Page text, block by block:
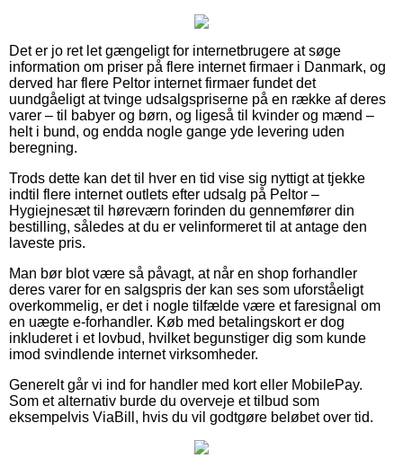
Det er jo ret let gængeligt for internetbrugere at søge
information om priser på flere internet firmaer i Danmark, og
derved har flere Peltor internet firmaer fundet det
uundgåeligt at tvinge udsalgspriserne på en række af deres
varer – til babyer og børn, og ligeså til kvinder og mænd –
helt i bund, og endda nogle gange yde levering uden
beregning.
Trods dette kan det til hver en tid vise sig nyttigt at tjekke
indtil flere internet outlets efter udsalg på Peltor –
Hygiejnesæt til høreværn forinden du gennemfører din
bestilling, således at du er velinformeret til at antage den
laveste pris.
Man bør blot være så påvagt, at når en shop forhandler
deres varer for en salgspris der kan ses som uforståeligt
overkommelig, er det i nogle tilfælde være et faresignal om
en uægte e-forhandler. Køb med betalingskort er dog
inkluderet i et lovbud, hvilket begunstiger dig som kunde
imod svindlende internet virksomheder.
Generelt går vi ind for handler med kort eller MobilePay.
Som et alternativ burde du overveje et tilbud som
eksempelvis ViaBill, hvis du vil godtgøre beløbet over tid.